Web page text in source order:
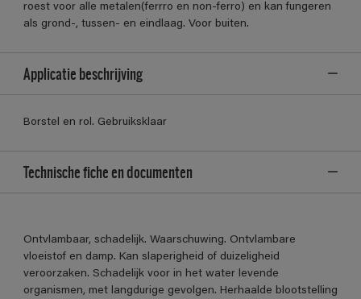
roest voor alle metalen(ferrro en non-ferro) en kan fungeren
als grond-, tussen- en eindlaag. Voor buiten.
Applicatie beschrijving
Borstel en rol. Gebruiksklaar
Technische fiche en documenten
Ontvlambaar, schadelijk. Waarschuwing. Ontvlambare
vloeistof en damp. Kan slaperigheid of duizeligheid
veroorzaken. Schadelijk voor in het water levende
organismen, met langdurige gevolgen. Herhaalde blootstelling